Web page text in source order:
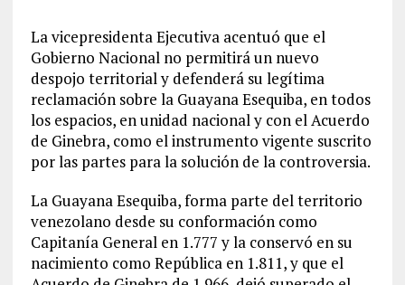
La vicepresidenta Ejecutiva acentuó que el
Gobierno Nacional no permitirá un nuevo
despojo territorial y defenderá su legítima
reclamación sobre la Guayana Esequiba, en todos
los espacios, en unidad nacional y con el Acuerdo
de Ginebra, como el instrumento vigente suscrito
por las partes para la solución de la controversia.
La Guayana Esequiba, forma parte del territorio
venezolano desde su conformación como
Capitanía General en 1.777 y la conservó en su
nacimiento como República en 1.811, y que el